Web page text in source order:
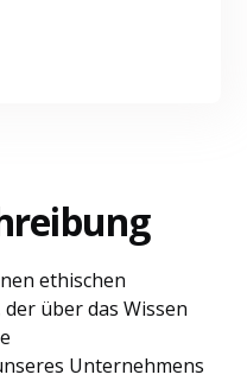
ethischen
über das Wissen
Unternehmens